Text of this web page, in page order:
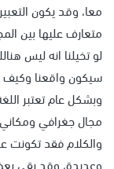
معا، وقد يكون
متعارف عليها بين
لو تخيلنا انه ليس
سيكون واقعنا
وبشكل عام تعتبر
مجال جغرافي
والكلام فقد تكونت
وعديدة، وقد بقي